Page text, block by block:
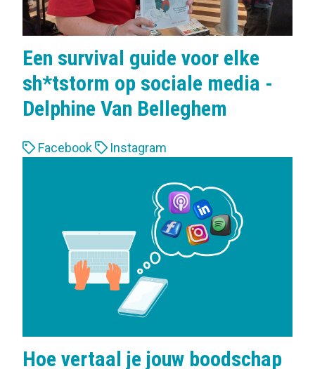
Een survival guide voor elke
sh*tstorm op sociale media -
Delphine Van Belleghem
L
Facebook Instagram
Hoe vertaal je jouw boodschap